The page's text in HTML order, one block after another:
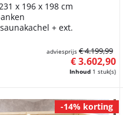
x 196 x 198 cm
+ ext.
Inhoud 1 stuk(s)
€ 3.602,90
adviesprijs € 4.199,99
-14% korting